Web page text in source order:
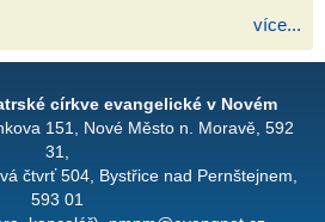
více...
církve evangelické v Novém
151, Nové Město n. Moravě, 592
31,
čtvrť 504, Bystřice nad Pernštejnem,
593 01